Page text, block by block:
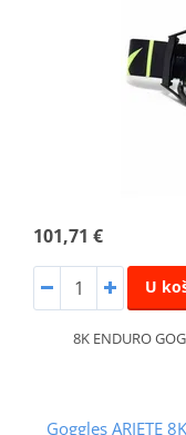
101,71 €
U
8K ENDURO
Goggles ARIETE